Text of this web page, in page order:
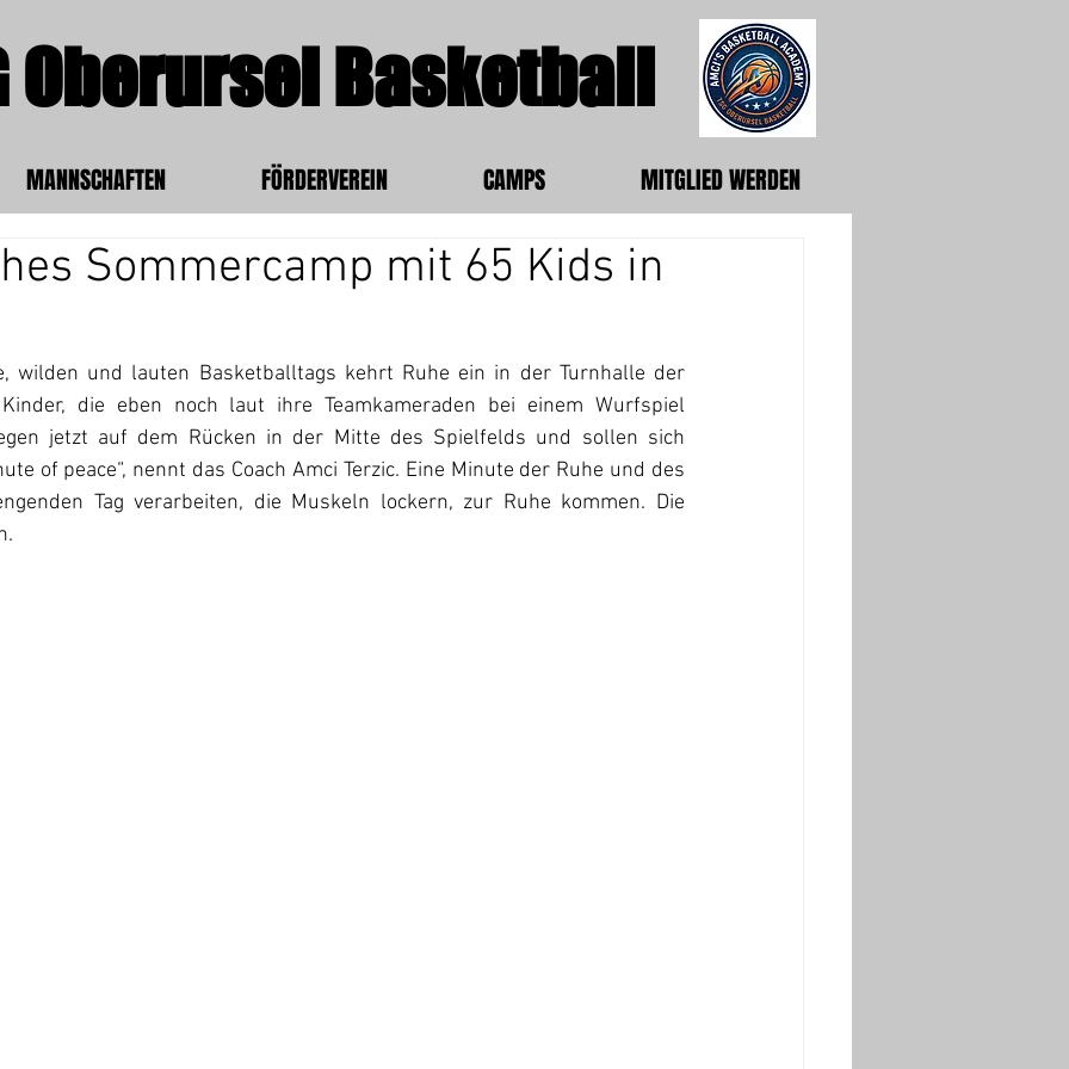
Oberursel Basketball
MANNSCHAFTEN FÖRDERVEREIN CAMPS MITGLIED WERDEN
Sommercamp mit 65 Kids in
wilden und lauten Basketballtags kehrt Ruhe ein in der Turnhalle der
die eben noch laut ihre Teamkameraden bei einem Wurfspiel
jetzt auf dem Rücken in der Mitte des Spielfelds und sollen sich
of peace“, nennt das Coach Amci Terzic. Eine Minute der Ruhe und des
Tag verarbeiten, die Muskeln lockern, zur Ruhe kommen. Die